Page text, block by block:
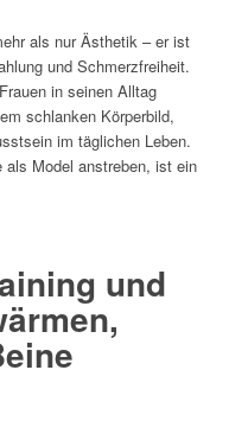
als nur Ästhetik – er ist
und Schmerzfreiheit.
in seinen Alltag
schlanken Körperbild,
im täglichen Leben.
als Model anstreben, ist ein
und